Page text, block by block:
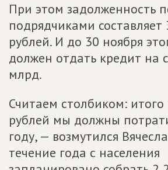
При этом задолженность
подрядчиками
рублей. И до 30 ноября
должен отдать кредит на
млрд.
Считаем столбиком:
рублей мы должны
году, — возмутился
течение года с населения